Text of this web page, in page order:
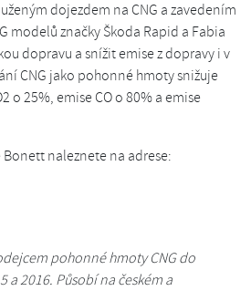
dojezdem na CNG a zavedením
modelů značky Škoda Rapid a Fabia
dopravu a snížit emise z dopravy i v
CNG jako pohonné hmoty snižuje
o 25%, emise CO o 80% a emise
naleznete na adrese:
pohonné hmoty CNG do
a 2016. Působí na českém a